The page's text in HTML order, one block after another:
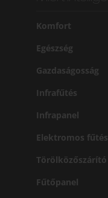
Komfort
Egészség
Gazdaságosság
Infrafűtés
Infrapanel
Elektromos fűtés
Törölközőszárító
Fűtőpanel